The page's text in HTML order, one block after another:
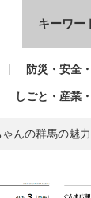
キーワー
防災・安全
しごと・産業
ゃんの群馬の魅